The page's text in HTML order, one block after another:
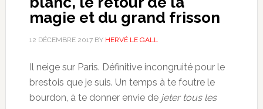
magie et du grand frisson
12 DÉCEMBRE 2017BY HERVÉ LE GALL
Il neige sur Paris. Définitive incongruité pour le
brestois que je suis. Un temps à te foutre le
bourdon, à te donner envie de jeter tous les